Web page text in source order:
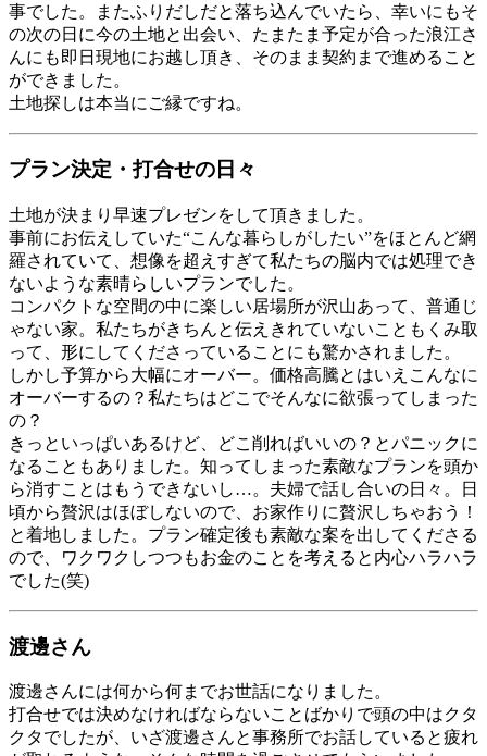
事でした。またふりだしだと落ち込んでいたら、幸いにもそ
の次の日に今の土地と出会い、たまたま予定が合った浪江さ
んにも即日現地にお越し頂き、そのまま契約まで進めること
ができました。
土地探しは本当にご縁ですね。
プラン決定・打合せの日々
土地が決まり早速プレゼンをして頂きました。
事前にお伝えしていた“こんな暮らしがしたい”をほとんど網
羅されていて、想像を超えすぎて私たちの脳内では処理でき
ないような素晴らしいプランでした。
コンパクトな空間の中に楽しい居場所が沢山あって、普通じ
ゃない家。私たちがきちんと伝えきれていないこともくみ取
って、形にしてくださっていることにも驚かされました。
しかし予算から大幅にオーバー。価格高騰とはいえこんなに
オーバーするの？私たちはどこでそんなに欲張ってしまった
の？
きっといっぱいあるけど、どこ削ればいいの？とパニックに
なることもありました。知ってしまった素敵なプランを頭か
ら消すことはもうできないし…。夫婦で話し合いの日々。日
頃から贅沢はほぼしないので、お家作りに贅沢しちゃおう！
と着地しました。プラン確定後も素敵な案を出してくださる
ので、ワクワクしつつもお金のことを考えると内心ハラハラ
でした(笑)
渡邊さん
渡邊さんには何から何までお世話になりました。
打合せでは決めなければならないことばかりで頭の中はクタ
クタでしたが、いざ渡邊さんと事務所でお話していると疲れ